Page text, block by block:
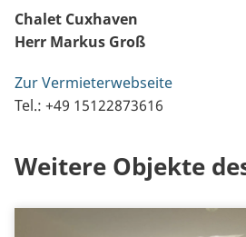
Chalet Cuxhaven
Herr Markus Groß
Zur Vermieterwebseite
Tel.: +49 15122873616
Weitere Objekte